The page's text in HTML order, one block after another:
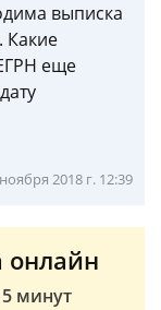
выписка
Какие
еще
2018 г. 12:39
онлайн
минут